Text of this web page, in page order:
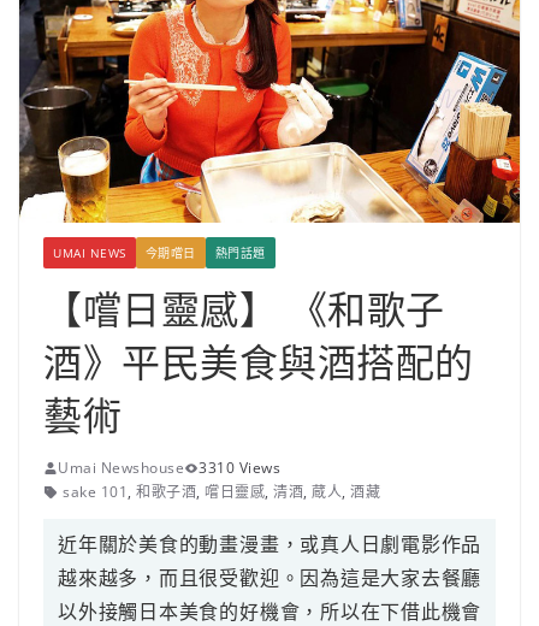
UMAI NEWS 今期嚐日 熱門話題
【嚐日靈感】 《和歌子
酒》平民美食與酒搭配的
藝術
Umai Newshouse
3310 Views
sake 101, 和歌子酒, 嚐日靈感, 清酒, 蔵人, 酒藏
近年關於美食的動畫漫畫，或真人日劇電影作品
越來越多，而且很受歡迎。因為這是大家去餐廳
以外接觸日本美食的好機會，所以在下借此機會